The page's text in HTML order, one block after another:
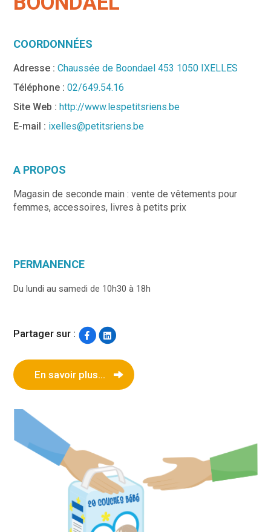
COORDONNÉES
Adresse : Chaussée de Boondael 453 1050 IXELLES
Téléphone :02/649.54.16
Site Web : http://www.lespetitsriens.be
E-mail : ixelles@petitsriens.be
A PROPOS
Magasin de seconde main : vente de vêtements pour
femmes, accessoires, livres à petits prix
PERMANENCE
Du lundi au samedi de 10h30 à 18h
Partager sur :
En savoir plus...